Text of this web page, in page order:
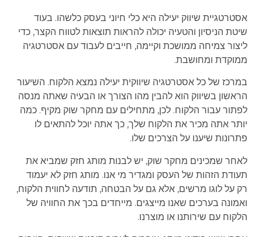
אסטרטגיית שיווק יעילה היא כלי חיוני בעסק כלשהו. בעוד
שיטת הניסיון והטעיה יכולה להראות תוצאות לטווח הקצר, כדי
ליצור צמיחה ממושכת וקיימה, חייבים לעבוד עם אסטרטגיה
ממוקדת ומחושבת.
במרכז של כל אסטרטגיה שיווקית יעילה נמצא הלקוח. השיעור
הראשון בשיווק הוא להבין מהו הצורך או הבעיה שאתה מנסה
לפתור עבור הלקוח. לכן, מתחילים עם מחקר שוק מקיף. כמה
יותר אתה מכיר את הלקוח שלך, כך אתה יוכל להתאים לו
פתרונות שיענו על הצרכים שלו.
לאחר שמכינים מחקר שוק, יש לבנות מותג חזק שמביא את
תעודת הזהות של העסק ומגדיר מי אנו. מותג חזק לא יעמוד
רק על לוגו מרשים, אלא גם על הבטחה, תודעה לחווית הלקוח,
ואמונה בערכים שאנו מייצגים. מייחדים בכך את החוויה של
הלקוח עם שירותנו או מוצרנו.